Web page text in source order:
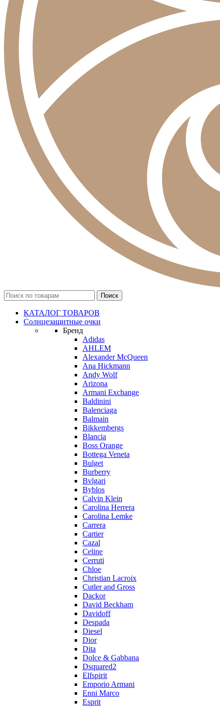
КАТАЛОГ ТОВАРОВ
Солнцезащитные очки
Бренд
Adidas
AHLEM
Alexander McQueen
Ana Hickmann
Andy Wolf
Arizona
Armani Exchange
Baldinini
Balenciaga
Balmain
Bikkembergs
Blancia
Boss Orange
Bottega Veneta
Bulget
Burberry
Bvlgari
Byblos
Calvin Klein
Carolina Herrera
Carolina Lemke
Carrera
Cartier
Cazal
Celine
Cerruti
Chloe
Christian Lacroix
Cutler and Gross
Dackor
David Beckham
Davidoff
Despada
Diesel
Dior
Dita
Dolce & Gabbana
Dsquared2
Elfspirit
Emporio Armani
Enni Marco
Esprit